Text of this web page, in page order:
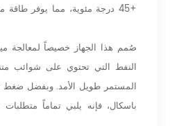
+45 درجة مئوية، مما يوفر
صُمم هذا الجهاز خصيصاً لمعالجة
النفط التي تحتوي على شوائب
باسكال، فإنه يلبي تماماً